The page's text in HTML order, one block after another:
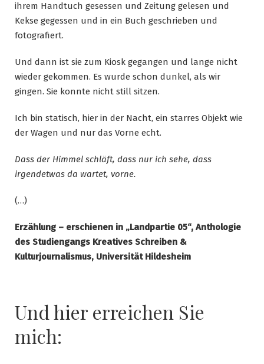
ihrem Handtuch gesessen und Zeitung gelesen und
Kekse gegessen und in ein Buch geschrieben und
fotografiert.
Und dann ist sie zum Kiosk gegangen und lange nicht
wieder gekommen. Es wurde schon dunkel, als wir
gingen. Sie konnte nicht still sitzen.
Ich bin statisch, hier in der Nacht, ein starres Objekt wie
der Wagen und nur das Vorne echt.
Dass der Himmel schläft, dass nur ich sehe, dass
irgendetwas da wartet, vorne.
(…)
Erzählung – erschienen in „Landpartie 05“, Anthologie
des Studiengangs Kreatives Schreiben &
Kulturjournalismus, Universität Hildesheim
Und hier erreichen Sie
mich: